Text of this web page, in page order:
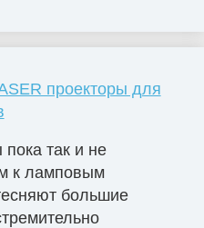
проекторы для
так и не
к ламповым
большие